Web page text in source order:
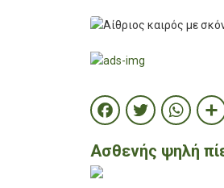
Facebook
Ασθενής ψηλή